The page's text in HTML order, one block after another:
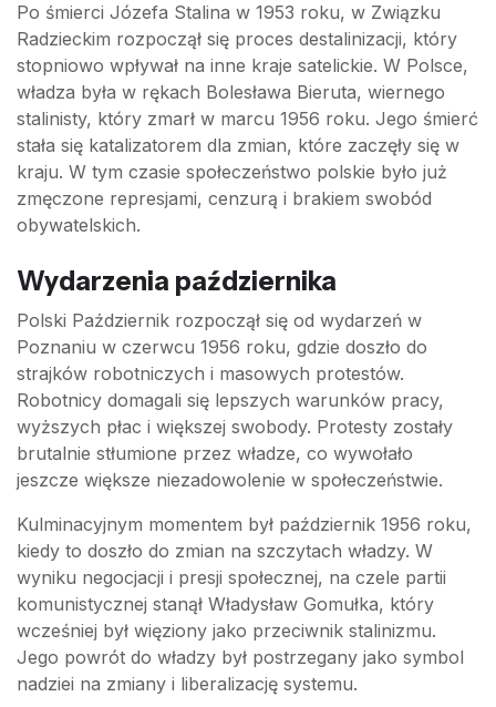
Po śmierci Józefa Stalina w 1953 roku, w Związku
Radzieckim rozpoczął się proces destalinizacji, który
stopniowo wpływał na inne kraje satelickie. W Polsce,
władza była w rękach Bolesława Bieruta, wiernego
stalinisty, który zmarł w marcu 1956 roku. Jego śmierć
stała się katalizatorem dla zmian, które zaczęły się w
kraju. W tym czasie społeczeństwo polskie było już
zmęczone represjami, cenzurą i brakiem swobód
obywatelskich.
Wydarzenia października
Polski Październik rozpoczął się od wydarzeń w
Poznaniu w czerwcu 1956 roku, gdzie doszło do
strajków robotniczych i masowych protestów.
Robotnicy domagali się lepszych warunków pracy,
wyższych płac i większej swobody. Protesty zostały
brutalnie stłumione przez władze, co wywołało
jeszcze większe niezadowolenie w społeczeństwie.
Kulminacyjnym momentem był październik 1956 roku,
kiedy to doszło do zmian na szczytach władzy. W
wyniku negocjacji i presji społecznej, na czele partii
komunistycznej stanął Władysław Gomułka, który
wcześniej był więziony jako przeciwnik stalinizmu.
Jego powrót do władzy był postrzegany jako symbol
nadziei na zmiany i liberalizację systemu.